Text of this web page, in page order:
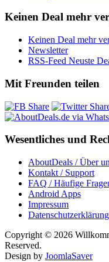
Keinen Deal mehr
Keinen Deal mehr
Newsletter
RSS-Feed Neuste
Mit Freunden teilen
Wesentliches und
AboutDeals / Über
Kontakt / Support
FAQ / Häufige
Android Apps
Impressum
Datenschutzerklärung
Copyright © 2026
Reserved.
Design by JoomlaSaver